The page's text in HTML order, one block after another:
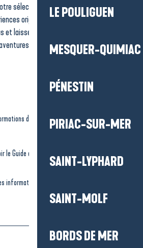
LE POULIGUEN
MESQUER-QUIMIAC
PÉNESTIN
PIRIAC-SUR-MER
SAINT-LYPHARD
SAINT-MOLF
BORDS DE MER
sélection vous aide à repérer les temps
originales et vivre la Presqu’île
laissez-vous surprendre : chaque
et de découvertes !